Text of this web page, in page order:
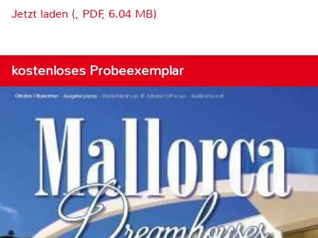
Jetzt laden (, PDF, 6.04 MB)
kostenloses Probeexemplar